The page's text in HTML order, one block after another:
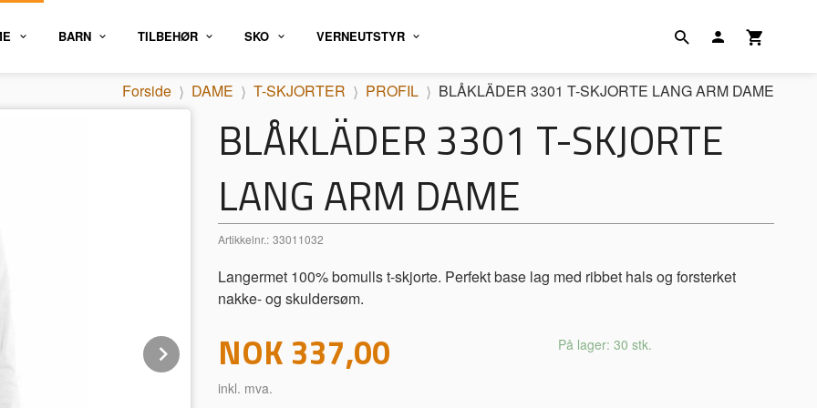
BARN TILBEHØR SKO VERNEUTSTYR
Forside DAME T-SKJORTER PROFIL BLÅKLÄDER 3301 T-SKJORTE LANG ARM DAME
BLÅKLÄDER 3301 T-SKJORTE
LANG ARM DAME
Artikkelnr.: 33011032
Langermet 100% bomulls t-skjorte. Perfekt base lag med ribbet hals og forsterket
nakke- og skuldersøm.
Pris
NOK 337,00
inkl. mva.
På lager: 30 stk.